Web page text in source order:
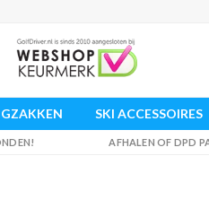
SKI ACCESSOIRES
AFHALEN OF DPD